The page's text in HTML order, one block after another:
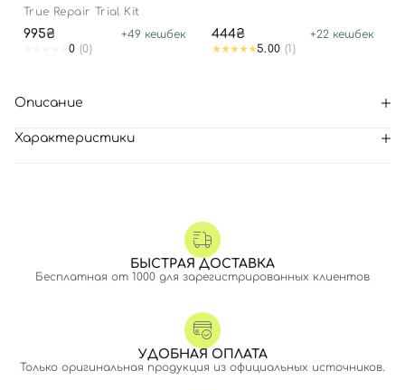
True Repair Trial Kit
995₴ +49 кешбек
0 (0)
444₴ +22 кешбек
5.00 (1)
Описание
Характеристики
БЫСТРАЯ ДОСТАВКА
Бесплатная от 1000 для зарегистрированных клиентов
УДОБНАЯ ОПЛАТА
Только оригинальная продукция из официальных источников.